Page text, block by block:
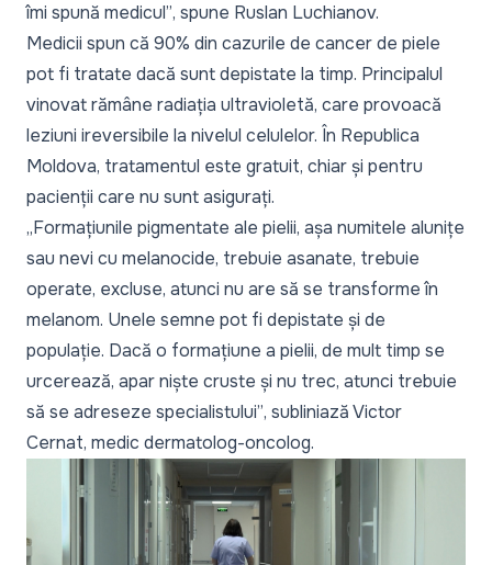
îmi spună medicul”, spune Ruslan Luchianov.
Medicii spun că 90% din cazurile de cancer de piele
pot fi tratate dacă sunt depistate la timp. Principalul
vinovat rămâne radiația ultravioletă, care provoacă
leziuni ireversibile la nivelul celulelor. În Republica
Moldova, tratamentul este gratuit, chiar și pentru
pacienții care nu sunt asigurați.
„Formațiunile pigmentate ale pielii, așa numitele alunițe
sau nevi cu melanocide, trebuie asanate, trebuie
operate, excluse, atunci nu are să se transforme în
melanom. Unele semne pot fi depistate și de
populație. Dacă o formațiune a pielii, de mult timp se
urcerează, apar niște cruste și nu trec, atunci trebuie
să se adreseze specialistului”, subliniază Victor
Cernat, medic dermatolog-oncolog.